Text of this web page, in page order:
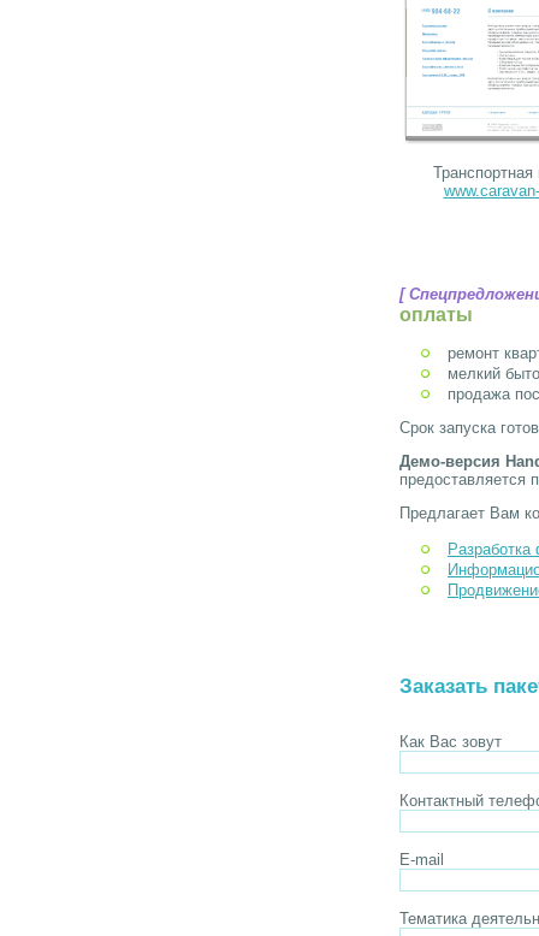
Транспортная
[
оплаты
ремонт
мелкий
продажа
Срок запуска
Демо-версия
предоставляется
Предлагает Вам
Заказать
Как Вас зовут
Контактный
E-mail
Тематика